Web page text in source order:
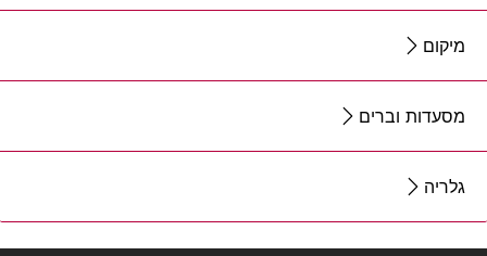
מיקום
מסעדות וברים
גלריה